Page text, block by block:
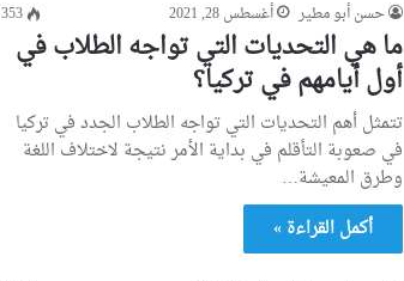
حسن أبو مطير أغسطس 28, 2021 353
ما هي التحديات التي تواجه الطلاب في
أول أيامهم في تركيا؟
تتمثل أهم التحديات التي تواجه الطلاب الجدد في تركيا
في صعوبة التأقلم في بداية الأمر نتيجة لاختلاف اللغة
وطرق المعيشة…
أكمل القراءة »